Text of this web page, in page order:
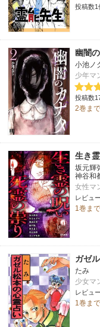
投稿数1
幽闇
小池ノ
少年マ
投稿数
2巻ま
生き
坂元輝
神谷和
女性マ
レビュ
1巻ま
ガゼ
たみ
少女マ
レビュ
1巻ま